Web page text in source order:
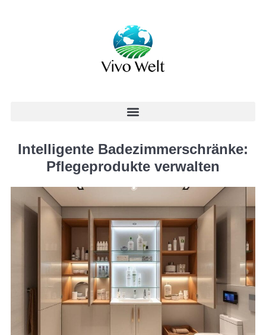
Intelligente Badezimmerschränke:
Pflegeprodukte verwalten